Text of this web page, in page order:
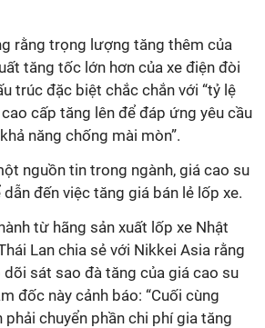
rằng trọng lượng tăng thêm của
tăng tốc lớn hơn của xe điện đòi
trúc đặc biệt chắc chắn với “tỷ lệ
cấp tăng lên để đáp ứng yêu cầu
năng chống mài mòn”.
nguồn tin trong ngành, giá cao su
đến việc tăng giá bán lẻ lốp xe.
từ hãng sản xuất lốp xe Nhật
Lan chia sẻ với Nikkei Asia rằng
sát sao đà tăng của giá cao su
đốc này cảnh báo: “Cuối cùng
chuyển phần chi phí gia tăng